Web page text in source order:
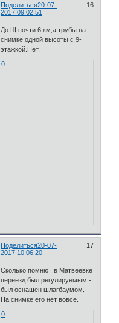
Поделиться 16
20-07-
2017 09:02:51
До Щ почти 6 км,а трубы на
снимке одной высоты с 9-
этажкой.Нет.
0
Поделиться 17
20-07-
2017 10:06:20
Сколько помню , в Матвеевке
переезд был регулируемым -
был оснащен шлагбаумом.
На снимке его нет вовсе.
0